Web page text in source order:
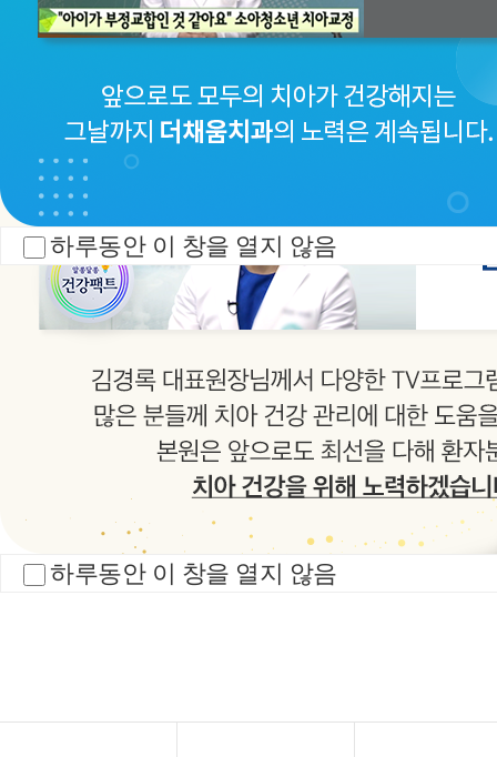
하루동안 이 창을 열지 않음
하루동안 이 창을 열지 않음